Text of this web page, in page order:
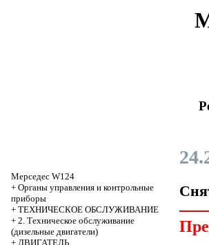
Мерседес W124
+ Органы управления и контрольные
приборы
+ ТЕХНИЧЕСКОЕ ОБСЛУЖИВАНИЕ
+ 2. Техническое обслуживание
(дизельные двигатели)
+ ДВИГАТЕЛЬ